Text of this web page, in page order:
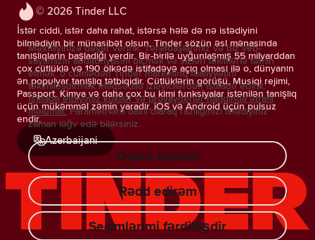
© 2026 Tinder LLC
İstər ciddi, istər daha rahat, istərsə hələ də nə istədiyini
bilmədiyin bir münasibət olsun, Tinder sözün əsl mənasında
tanışlıqların başladığı yerdir. Bir-birilə uyğunlaşmış 55 milyarddan
çox cütlüklə və 190 ölkədə istifadəyə açıq olması ilə o, dünyanın
ən populyar tanışlıq tətbiqidir. Cütlüklərin görüşü, Musiqi rejimi,
Passport, Kimya və daha çox bu kimi funksiyalar istənilən tanışlıq
üçün mükəmməl zəmin yaradır. iOS və Android üçün pulsuz
endir.
Azerbaijani
Məxfiliyinizə dəyər veririk. Tərəfdaşlarımız və biz veb-
saytımızın auditoriyasını ölçmək və sizləri təkliflərlə təmin
etmək, o cümlədən Tinder marketinq fəaliyyətini
təkimlləşdirmək məqsədilə izləyicilərdən istifadə edirik.
İstifadə etdiyimiz kukilər və provayderlər haqqında ətraflı
məlumat. Parametrlərə daxil olaraq razılığınızı istədiyiniz
zaman ləğv edə bilərsiniz.
Qəbul edirəm
Rədd edirəm
Seçimlərimi fərdiləşdir